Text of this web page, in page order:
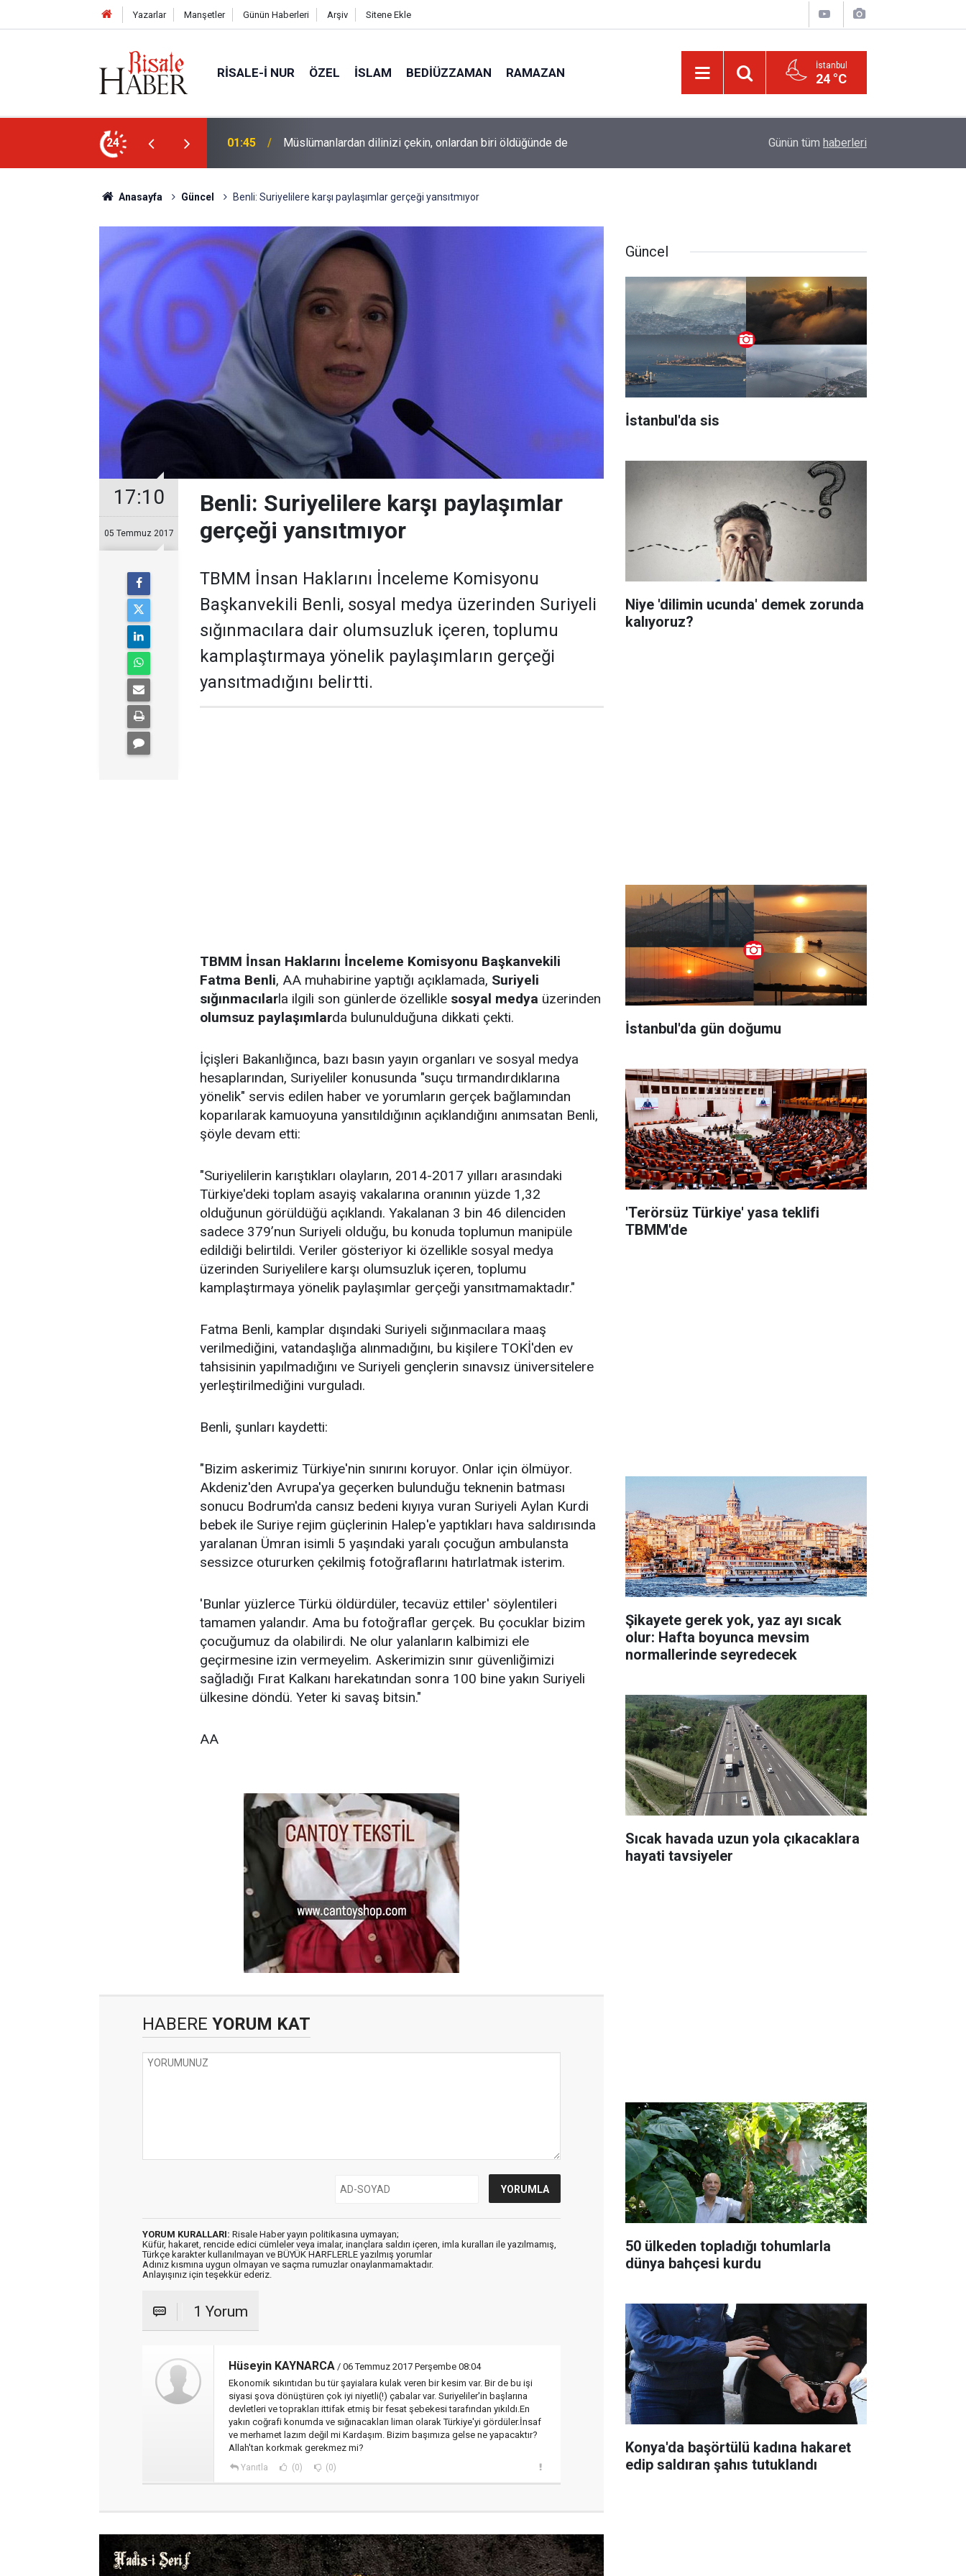
Yazarlar Manşetler Günün Haberleri Arşiv Sitene Ekle
RISALE-I NUR ÖZEL İSLAM BEDIÜZZAMAN RAMAZAN İstanbul
24 °C
24
biri öldüğünde de 01:15 Lût kavmine âid o alt-üst olan şehirleri de kaldırıp yere çaldı Kâinat, bütün âlemleriyle o cilve ile hayattar ve
Günün tüm haberleri
Anasayfa Güncel Benli: Suriyelilere karşı paylaşımlar gerçeği yansıtmıyor
17:10
05 Temmuz 2017
Benli: Suriyelilere karşı paylaşımlar
gerçeği yansıtmıyor
TBMM İnsan Haklarını İnceleme Komisyonu
Başkanvekili Benli, sosyal medya üzerinden Suriyeli
sığınmacılara dair olumsuzluk içeren, toplumu
kamplaştırmaya yönelik paylaşımların gerçeği
yansıtmadığını belirtti.
TBMM İnsan Haklarını İnceleme Komisyonu Başkanvekili
Fatma Benli, AA muhabirine yaptığı açıklamada, Suriyeli
sığınmacılarla ilgili son günlerde özellikle sosyal medya üzerinden
olumsuz paylaşımlarda bulunulduğuna dikkati çekti.
İçişleri Bakanlığınca, bazı basın yayın organları ve sosyal medya
hesaplarından, Suriyeliler konusunda "suçu tırmandırdıklarına
yönelik" servis edilen haber ve yorumların gerçek bağlamından
koparılarak kamuoyuna yansıtıldığının açıklandığını anımsatan Benli,
şöyle devam etti:
"Suriyelilerin karıştıkları olayların, 2014-2017 yılları arasındaki
Türkiye'deki toplam asayiş vakalarına oranının yüzde 1,32
olduğunun görüldüğü açıklandı. Yakalanan 3 bin 46 dilenciden
sadece 379’nun Suriyeli olduğu, bu konuda toplumun manipüle
edildiği belirtildi. Veriler gösteriyor ki özellikle sosyal medya
üzerinden Suriyelilere karşı olumsuzluk içeren, toplumu
kamplaştırmaya yönelik paylaşımlar gerçeği yansıtmamaktadır."
Fatma Benli, kamplar dışındaki Suriyeli sığınmacılara maaş
verilmediğini, vatandaşlığa alınmadığını, bu kişilere TOKİ'den ev
tahsisinin yapılmadığını ve Suriyeli gençlerin sınavsız üniversitelere
yerleştirilmediğini vurguladı.
Benli, şunları kaydetti:
"Bizim askerimiz Türkiye'nin sınırını koruyor. Onlar için ölmüyor.
Akdeniz'den Avrupa'ya geçerken bulunduğu teknenin batması
sonucu Bodrum'da cansız bedeni kıyıya vuran Suriyeli Aylan Kurdi
bebek ile Suriye rejim güçlerinin Halep'e yaptıkları hava saldırısında
yaralanan Ümran isimli 5 yaşındaki yaralı çocuğun ambulansta
sessizce otururken çekilmiş fotoğraflarını hatırlatmak isterim.
'Bunlar yüzlerce Türkü öldürdüler, tecavüz ettiler' söylentileri
tamamen yalandır. Ama bu fotoğraflar gerçek. Bu çocuklar bizim
çocuğumuz da olabilirdi. Ne olur yalanların kalbimizi ele
geçirmesine izin vermeyelim. Askerimizin sınır güvenliğimizi
sağladığı Fırat Kalkanı harekatından sonra 100 bine yakın Suriyeli
ülkesine döndü. Yeter ki savaş bitsin."
AA
HABERE YORUM KAT
YORUM KURALLARI: Risale Haber yayın politikasına uymayan;
Küfür, hakaret, rencide edici cümleler veya imalar, inançlara saldırı içeren, imla kuralları ile yazılmamış,
Türkçe karakter kullanılmayan ve BÜYÜK HARFLERLE yazılmış yorumlar
Adınız kısmına uygun olmayan ve saçma rumuzlar onaylanmamaktadır.
Anlayışınız için teşekkür ederiz.
1 Yorum
Hüseyin KAYNARCA / 06 Temmuz 2017 Perşembe 08:04
Ekonomik sıkıntıdan bu tür şayialara kulak veren bir kesim var. Bir de bu işi
siyasi şova dönüştüren çok iyi niyetli(!) çabalar var. Suriyeliler'in başlarına
devletleri ve toprakları ittifak etmiş bir fesat şebekesi tarafından yıkıldı.En
yakın coğrafi konumda ve sığınacakları liman olarak Türkiye'yi gördüler.İnsaf
ve merhamet lazım değil mi Kardaşım. Bizim başımıza gelse ne yapacaktır?
Allah'tan korkmak gerekmez mi?
Yanıtla (0) (0)
Güncel
İstanbul'da sis
Niye 'dilimin ucunda' demek zorunda
kalıyoruz?
İstanbul'da gün doğumu
'Terörsüz Türkiye' yasa teklifi
TBMM'de
Şikayete gerek yok, yaz ayı sıcak
olur: Hafta boyunca mevsim
normallerinde seyredecek
Sıcak havada uzun yola çıkacaklara
hayati tavsiyeler
50 ülkeden topladığı tohumlarla
dünya bahçesi kurdu
Konya'da başörtülü kadına hakaret
edip saldıran şahıs tutuklandı